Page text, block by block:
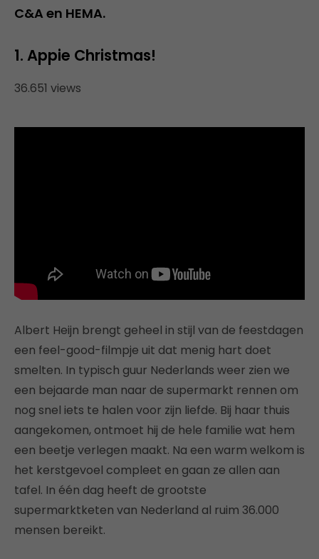
C&A en HEMA.
1. Appie Christmas!
36.651 views
Albert Heijn brengt geheel in stijl van de feestdagen
een feel-good-filmpje uit dat menig hart doet
smelten. In typisch guur Nederlands weer zien we
een bejaarde man naar de supermarkt rennen om
nog snel iets te halen voor zijn liefde. Bij haar thuis
aangekomen, ontmoet hij de hele familie wat hem
een beetje verlegen maakt. Na een warm welkom is
het kerstgevoel compleet en gaan ze allen aan
tafel. In één dag heeft de grootste
supermarktketen van Nederland al ruim 36.000
mensen bereikt.